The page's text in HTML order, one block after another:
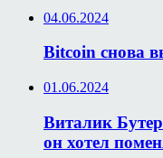
04.06.2024
Bitcoin снова
01.06.2024
Виталик
он хотел